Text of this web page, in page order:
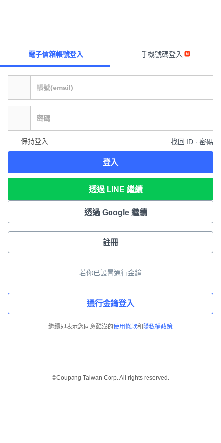
電子信箱帳號登入 手機號碼登入
保持登入 找回 ID ∙ 密碼
登入
透過 LINE 繼續
透過 Google 繼續
註冊
若你已設置通行金鑰
通行金鑰登入
繼續即表示您同意酷澎的使用條款和 隱私權政策
©Coupang Taiwan Corp. All rights reserved.